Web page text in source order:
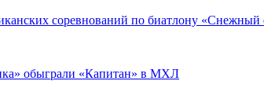
соревнований по биатлону «Снежный
обыграли «Капитан» в МХЛ